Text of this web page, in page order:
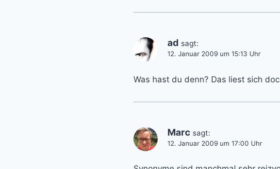
ad sagt:
12. Januar 2009 um 15:13 Uhr
Was hast du denn? Das liest sich
Marc sagt:
12. Januar 2009 um 17:00 Uhr